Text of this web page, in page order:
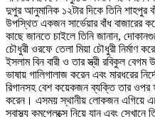
দুপুর আনুমানিক ১২টার দিকে তিনি শাহপুর
উপস্থিত একজন সার্ভেয়ার বাঁধ বাজারের
কাছে জানতে চাইলে তিনি জানান,
চৌধুরী ওরফে তেলা মিয়া চৌধুরী নির্মাণ
ইসলাম বিন বারী ও তার স্ত্রী রবিকুল
ভাষায় গালিগালাজ করেন এবং মারধরের
রিগানসহ বেশ কয়েকজন ব্যক্তি তার ওপর
করেন। এসময় স্থানীয় লোকজন এগিয়ে
স্বাস্থ্য কমপ্লেক্সে নিয়ে যান এবং সেখানে